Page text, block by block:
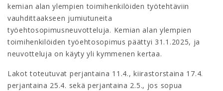
kemian alan ylempien toimihenkilöiden työtehtäviin
vauhdittaakseen jumiutuneita
työehtosopimusneuvotteluja. Kemian alan ylempien
toimihenkilöiden työehtosopimus päättyi 31.1.2025, ja
neuvotteluja on käyty yli kymmenen kertaa.
Lakot toteutuvat perjantaina 11.4., kiirastorstaina 17.4.
perjantaina 25.4. sekä perjantaina 2.5., jos sopua